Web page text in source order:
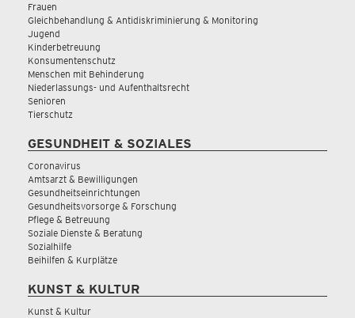
Frauen
Gleichbehandlung & Antidiskriminierung & Monitoring
Jugend
Kinderbetreuung
Konsumentenschutz
Menschen mit Behinderung
Niederlassungs- und Aufenthaltsrecht
Senioren
Tierschutz
GESUNDHEIT & SOZIALES
Coronavirus
Amtsarzt & Bewilligungen
Gesundheitseinrichtungen
Gesundheitsvorsorge & Forschung
Pflege & Betreuung
Soziale Dienste & Beratung
Sozialhilfe
Beihilfen & Kurplätze
KUNST & KULTUR
Kunst & Kultur